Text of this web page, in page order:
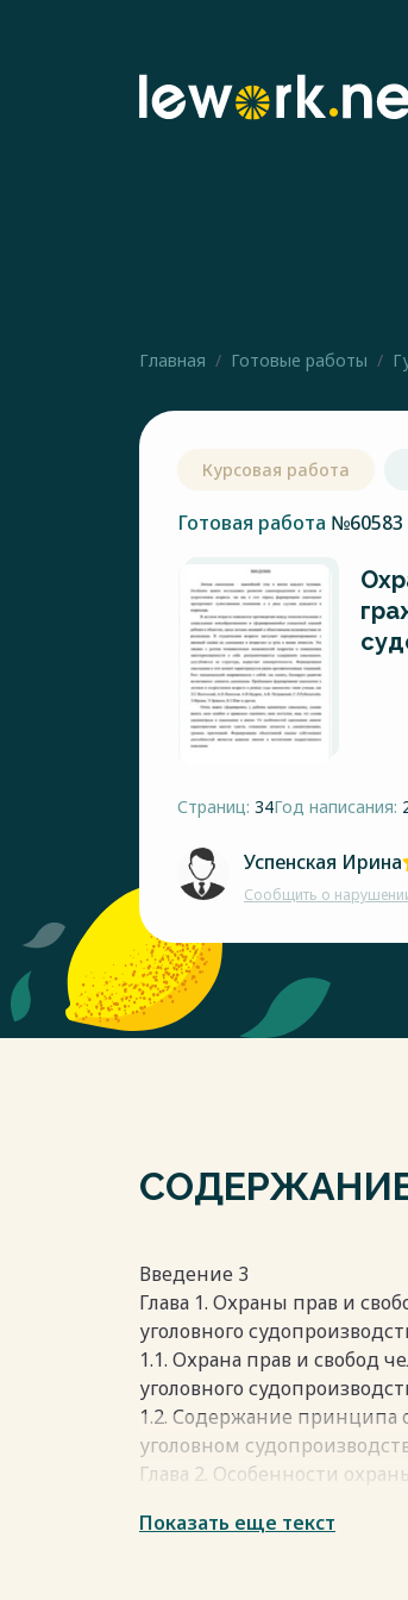
Главная Готовые работы
Курсовая работа
Готовая работа №60583
Страниц: 34Год написания:
Успенская Ирина
Сообщить о
Введение 3
Глава 1. Охраны прав и
уголовного
1.1. Охрана прав и свобод
уголовного
1.2. Содержание принципа
уголовном
Глава 2. Особенности
2.1. Влияние COVID-19 на
Показать еще текст